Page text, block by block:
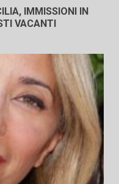
IMMISSIONI IN
VACANTI